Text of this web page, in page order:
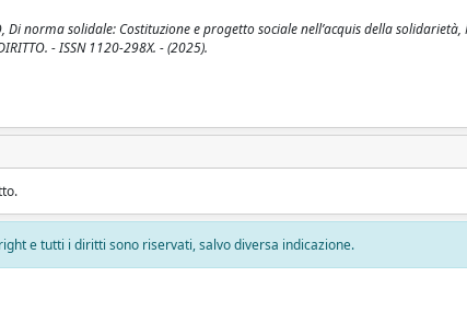
Di norma solidale: Costituzione e progetto sociale nell’acquis della
- ISSN 1120-298X. - (2025).
e tutti i diritti sono riservati, salvo diversa indicazione.